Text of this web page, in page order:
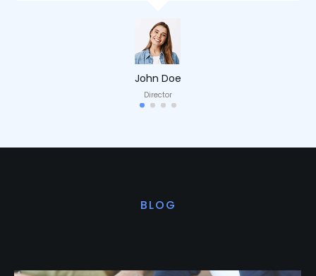
John Doe
Director
BLOG